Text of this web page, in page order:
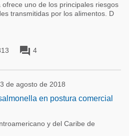
uno de los principales riesgos
transmitidas por los alimentos. D
forum 4
de agosto de 2018
en postura comercial
y del Caribe de